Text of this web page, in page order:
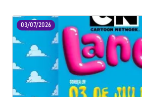
03/07/2026